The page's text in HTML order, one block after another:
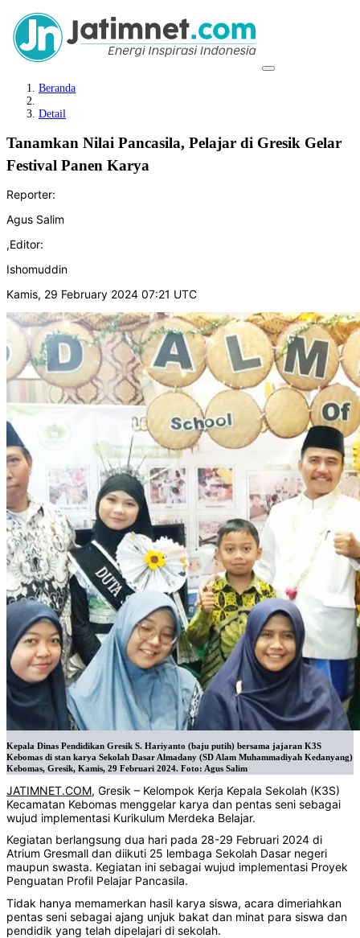
Beranda
Detail
Tanamkan Nilai Pancasila, Pelajar di Gresik Gelar
Festival Panen Karya
Reporter:
Agus Salim
,Editor:
Ishomuddin
Kamis, 29 February 2024 07:21 UTC
Kepala Dinas Pendidikan Gresik S. Hariyanto (baju putih) bersama jajaran K3S
Kebomas di stan karya Sekolah Dasar Almadany (SD Alam Muhammadiyah Kedanyang)
Kebomas, Gresik, Kamis, 29 Februari 2024. Foto: Agus Salim
JATIMNET.COM, Gresik – Kelompok Kerja Kepala Sekolah (K3S)
Kecamatan Kebomas menggelar karya dan pentas seni sebagai
wujud implementasi Kurikulum Merdeka Belajar.
Kegiatan berlangsung dua hari pada 28-29 Februari 2024 di
Atrium Gresmall dan diikuti 25 lembaga Sekolah Dasar negeri
maupun swasta. Kegiatan ini sebagai wujud implementasi Proyek
Penguatan Profil Pelajar Pancasila.
Tidak hanya memamerkan hasil karya siswa, acara dimeriahkan
pentas seni sebagai ajang unjuk bakat dan minat para siswa dan
pendidik yang telah dipelajari di sekolah.